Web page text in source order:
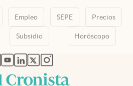
Empleo SEPE Precios
Subsidio Horóscopo
abre en nueva pestaña
abre en nueva pestaña
abre en nueva pestaña
abre en nueva pestaña
abre en nueva pestaña